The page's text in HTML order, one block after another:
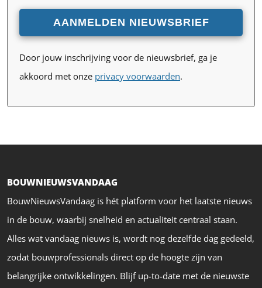
Door jouw inschrijving voor de nieuwsbrief, ga je
akkoord met onze privacy voorwaarden.
BOUWNIEUWSVANDAAG
BouwNieuwsVandaag is hét platform voor het laatste nieuws
in de bouw, waarbij snelheid en actualiteit centraal staan.
Alles wat vandaag nieuws is, wordt nog dezelfde dag gedeeld,
zodat bouwprofessionals direct op de hoogte zijn van
belangrijke ontwikkelingen. Blijf up-to-date met de nieuwste